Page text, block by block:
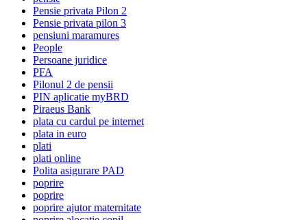
Pensie privata Pilon 2
Pensie privata pilon 3
pensiuni maramures
People
Persoane juridice
PFA
Pilonul 2 de pensii
PIN aplicatie myBRD
Piraeus Bank
plata cu cardul pe internet
plata in euro
plati
plati online
Polita asigurare PAD
poprire
poprire
poprire ajutor maternitate